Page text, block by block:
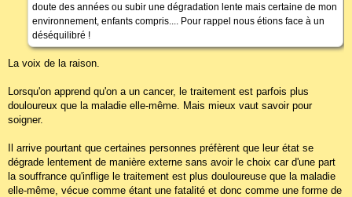
doute des années ou subir une dégradation lente mais certaine de mon
environnement, enfants compris.... Pour rappel nous étions face à un
déséquilibré !
La voix de la raison.
Lorsqu'on apprend qu'on a un cancer, le traitement est parfois plus
douloureux que la maladie elle-même. Mais mieux vaut savoir pour
soigner.
Il arrive pourtant que certaines personnes préfèrent que leur état se
dégrade lentement de manière externe sans avoir le choix car d'une part
la souffrance qu'inflige le traitement est plus douloureuse que la maladie
elle-même, vécue comme étant une fatalité et donc comme une forme de